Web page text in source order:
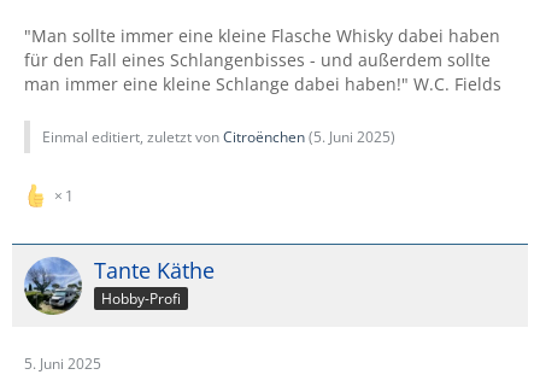
"Man sollte immer eine kleine Flasche Whisky dabei haben
für den Fall eines Schlangenbisses - und außerdem sollte
man immer eine kleine Schlange dabei haben!" W.C. Fields
Einmal editiert, zuletzt vonCitroënchen(5. Juni 2025)
1
Tante Käthe
Hobby-Profi
5. Juni 2025